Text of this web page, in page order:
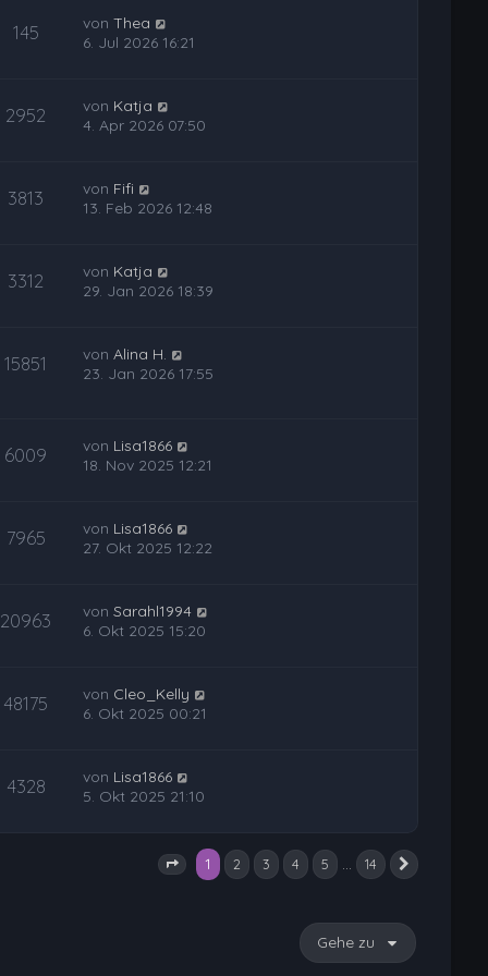
145 vonThea
6. Jul 2026 16:21
2952 von Katja
4. Apr 2026 07:50
3813 von Fifi
13. Feb 2026 12:48
3312 von Katja
29. Jan 2026 18:39
15851 vonAlina H.
23. Jan 2026 17:55
6009 von Lisa1866
18. Nov 2025 12:21
7965 von Lisa1866
27. Okt 2025 12:22
20963 vonSarahl1994
6. Okt 2025 15:20
48175 von Cleo_Kelly
6. Okt 2025 00:21
4328 von Lisa1866
5. Okt 2025 21:10
Seite 1 von 14
1 2 3 4 5 … 14
Gehe zu